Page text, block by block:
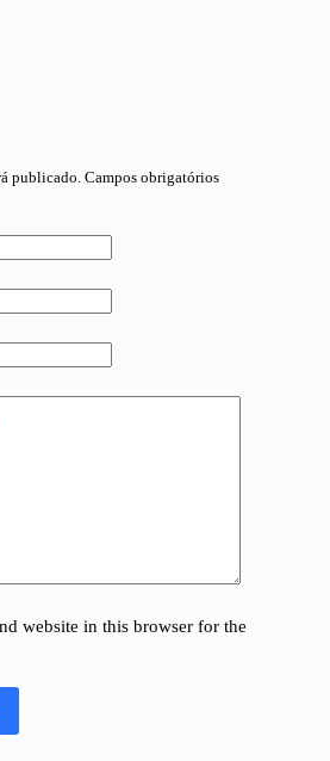
publicado. Campos obrigatórios
website in this browser for the